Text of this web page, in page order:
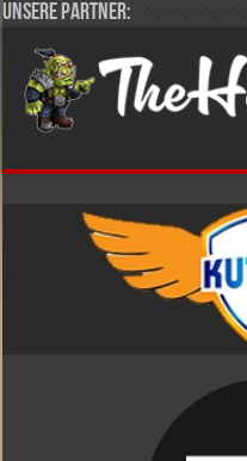
Unsere Partner: